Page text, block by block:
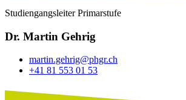
Studiengangsleiter Primarstufe
Dr. Martin Gehrig
martin.gehrig@phgr.ch
+41 81 553 01 53